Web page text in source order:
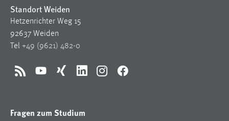
Standort Weiden
Hetzenrichter Weg 15
92637 Weiden
Tel +49 (9621) 482-0
RSS YouTubeXing LinkedInInstagramFacebook
Fragen zum Studium
verwendet, um personalisierte Werbung anzuzeigen.
Sie tun dies, indem sie Besucher über Websites
hinweg verfolgen.
Anbieter: